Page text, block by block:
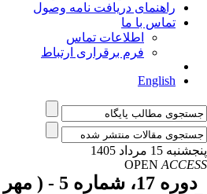
راهنمای دریافت نامه وصول
تماس با ما
اطلاعات تماس
فرم برقراری ارتباط
English
پنجشنبه 15 مرداد 1405
OPEN ACCESS
دوره 17، شماره 5 - ( مهر ـ آبان 1397 )